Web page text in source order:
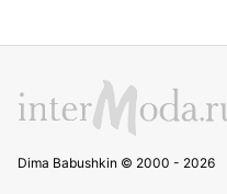
Dima Babushkin © 2000 - 2026